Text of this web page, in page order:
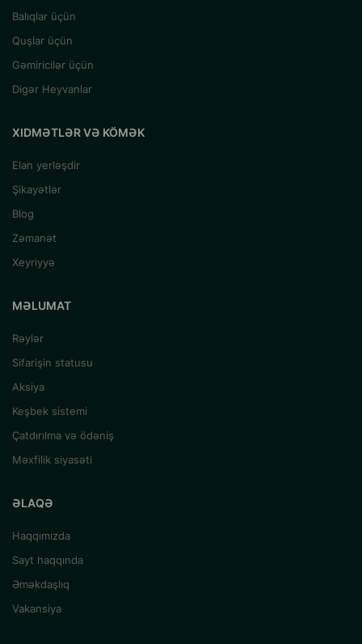
Balıqlar üçün
Quşlar üçün
Gəmiricilər üçün
Digər Heyvanlar
XIDMƏTLƏR VƏ KÖMƏK
Elan yerləşdir
Şikayətlər
Blog
Zəmanət
Xeyriyyə
MƏLUMAT
Rəylər
Sifarişin statusu
Aksiya
Keşbek sistemi
Çatdırılma və ödəniş
Məxfilik siyasəti
ƏLAQƏ
Haqqımızda
Sayt haqqında
Əməkdaşlıq
Vakansiya